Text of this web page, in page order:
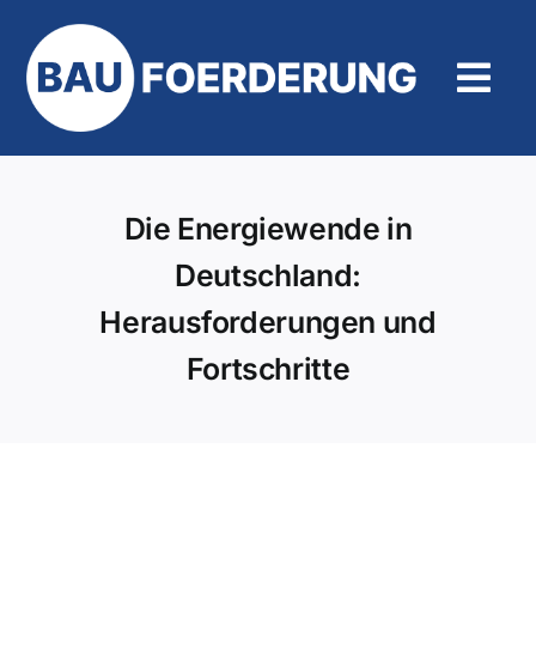
Inhalt
springen
Die Energiewende in
Deutschland:
Herausforderungen und
Fortschritte